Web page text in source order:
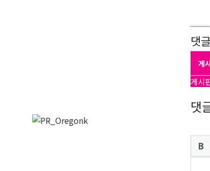
댓글
게
게시
댓